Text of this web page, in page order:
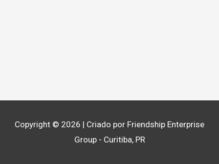
Copyright © 2026 | Criado por Friendship Enterprise
Group - Curitiba, PR